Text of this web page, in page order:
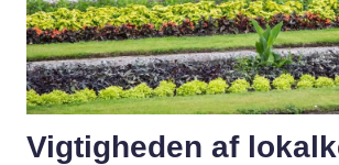
Vigtigheden af